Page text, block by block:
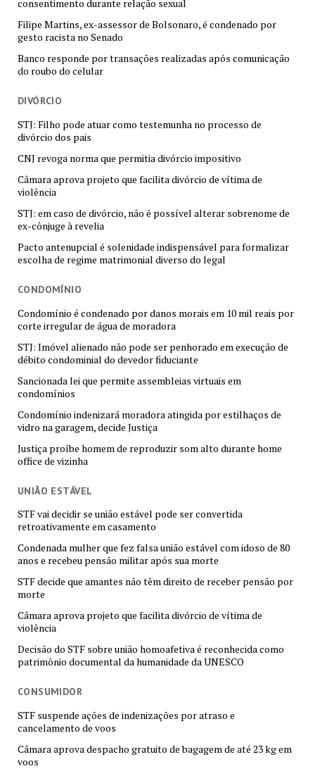
consentimento durante relação sexual
Filipe Martins, ex-assessor de Bolsonaro, é condenado por
gesto racista no Senado
Banco responde por transações realizadas após comunicação
do roubo do celular
DIVÓRCIO
STJ: Filho pode atuar como testemunha no processo de
divórcio dos pais
CNJ revoga norma que permitia divórcio impositivo
Câmara aprova projeto que facilita divórcio de vítima de
violência
STJ: em caso de divórcio, não é possível alterar sobrenome de
ex-cônjuge à revelia
Pacto antenupcial é solenidade indispensável para formalizar
escolha de regime matrimonial diverso do legal
CONDOMÍNIO
Condomínio é condenado por danos morais em 10 mil reais por
corte irregular de água de moradora
STJ: Imóvel alienado não pode ser penhorado em execução de
débito condominial do devedor fiduciante
Sancionada lei que permite assembleias virtuais em
condomínios
Condomínio indenizará moradora atingida por estilhaços de
vidro na garagem, decide Justiça
Justiça proíbe homem de reproduzir som alto durante home
office de vizinha
UNIÃO ESTÁVEL
STF vai decidir se união estável pode ser convertida
retroativamente em casamento
Condenada mulher que fez falsa união estável com idoso de 80
anos e recebeu pensão militar após sua morte
STF decide que amantes não têm direito de receber pensão por
morte
Câmara aprova projeto que facilita divórcio de vítima de
violência
Decisão do STF sobre união homoafetiva é reconhecida como
patrimônio documental da humanidade da UNESCO
CONSUMIDOR
STF suspende ações de indenizações por atraso e
cancelamento de voos
Câmara aprova despacho gratuito de bagagem de até 23 kg em
voos